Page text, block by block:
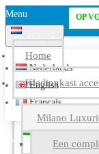
Menu
Nederlands
Nederlands
English
Français
Home
Kledingkast
Milano
Een
OP